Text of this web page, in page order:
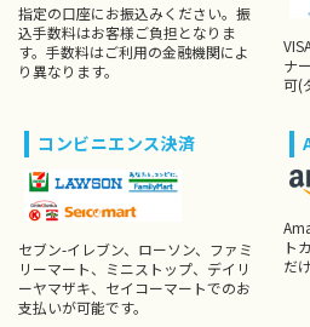
指定の口座にお振込みください。振
込手数料はお客様ご負担となりま
す。手数料はご利用の金融機関によ
り異なります。
ナ
可(
コンビニエンス決済
セブン-イレブン、ローソン、ファミ
リーマート、ミニストップ、デイリ
ーヤマザキ、セイコーマートでのお
支払いが可能です。
ト
だ